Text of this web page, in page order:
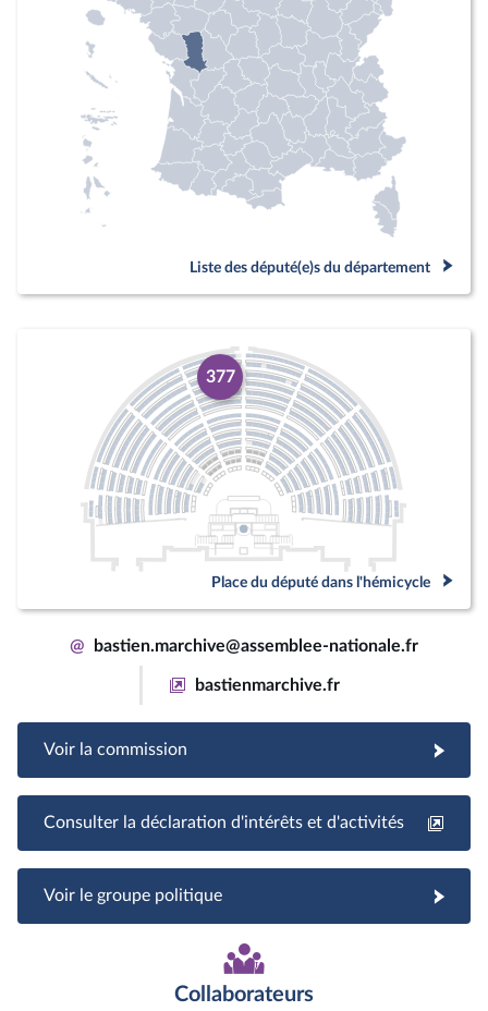
Liste des député(e)s du département
377
Place du député dans l'hémicycle
@ bastien.marchive@assemblee-nationale.fr
bastienmarchive.fr
Voir la commission
Consulter la déclaration d'intérêts et d'activités
Voir le groupe politique
Collaborateurs